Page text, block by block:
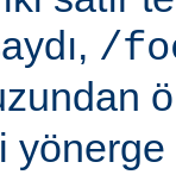
/
yönerge